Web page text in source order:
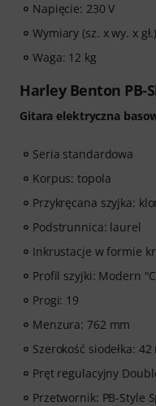
Napięcie: 230 V
Wymiary (sz. x wy. x
Waga: 12 kg
Harley Benton PB-
Gitara elektryczna
Seria standardowa
Korpus: topola
Przykręcana szyjka:
Podstrunnica: laurel
Inkrustacje w formie
Profil szyjki: Modern
Progi: 19
Menzura: 762 mm
Szerokość siodełka: 42
Pręt regulacyjny
Przetwornik: PB-Style